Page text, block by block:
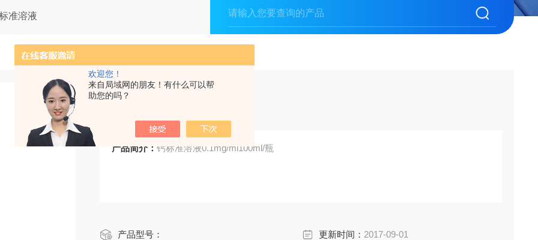
欢迎您！
来自局域网的朋友！有什么可以帮
助您的吗？
准溶液
产品简介：钙标准溶液0.1mg/ml100ml/瓶
产品型号： 更新时间： 2017-09-01